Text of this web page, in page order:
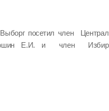
посетил член
Е.И. и член